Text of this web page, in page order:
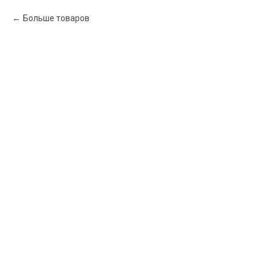
Больше товаров